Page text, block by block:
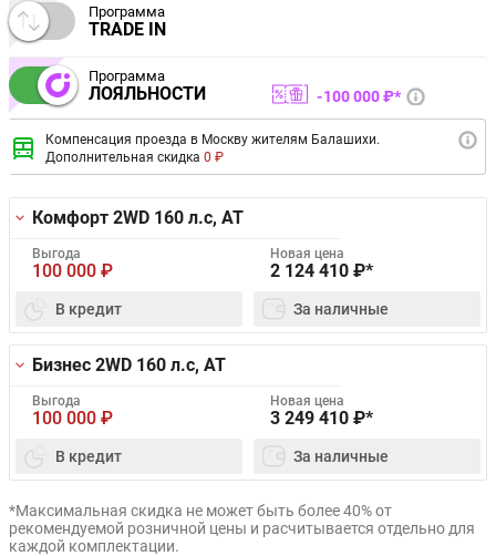
Программа
TRADE IN
Программа
ЛОЯЛЬНОСТИ 100 000 ₽*
Компенсация проезда в Москву жителям Балашихи.
Дополнительная скидка 0 ₽
Комфорт 2WD 160 л.с, AT
Выгода
100 000 ₽
Новая цена
2 124 410 ₽*
В кредит За наличные
Бизнес 2WD 160 л.с, AT
Выгода
100 000 ₽
Новая цена
3 249 410 ₽*
В кредит За наличные
*Максимальная скидка не может быть более 40% от
рекомендуемой розничной цены и расчитывается отдельно для
каждой комплектации.